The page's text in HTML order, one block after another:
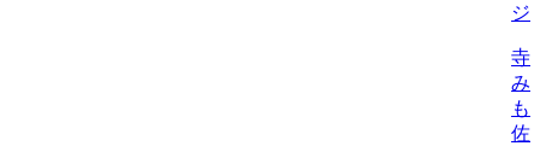
ジ
寺
み
も
佐